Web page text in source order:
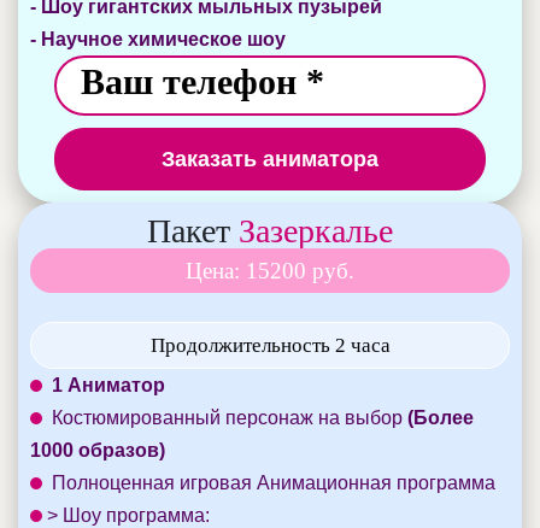
- Шоу гигантских мыльных пузырей
- Научное химическое шоу
Заказать аниматора
Пакет Зазеркалье
Цена: 15200 руб.
Продолжительность 2 часа
1 Аниматор
Костюмированный персонаж на выбор (Более
1000 образов)
Полноценная игровая Анимационная программа
> Шоу программа: